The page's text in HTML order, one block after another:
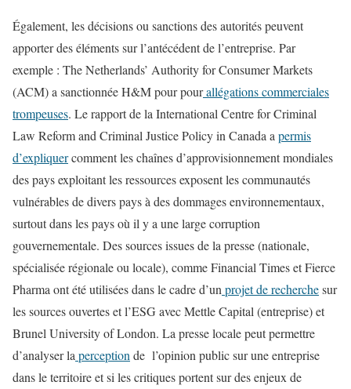
Également, les décisions ou sanctions des autorités peuvent
apporter des éléments sur l’antécédent de l’entreprise. Par
exemple : The Netherlands’ Authority for Consumer Markets
(ACM) a sanctionnée H&M pour pourallégations commerciales
trompeuses. Le rapport de la International Centre for Criminal
Law Reform and Criminal Justice Policy in Canada a permis
d’expliquercomment les chaînes d’approvisionnement mondiales
des pays exploitant les ressources exposent les communautés
vulnérables de divers pays à des dommages environnementaux,
surtout dans les pays où il y a une large corruption
gouvernementale. Des sources issues de la presse (nationale,
spécialisée régionale ou locale), comme Financial Times et Fierce
Pharma ont été utilisées dans le cadre d’un projet de recherchesur
les sources ouvertes et l’ESG avec Mettle Capital (entreprise) et
Brunel University of London. La presse locale peut permettre
d’analyser la perception de l’opinion public sur une entreprise
dans le territoire et si les critiques portent sur des enjeux de